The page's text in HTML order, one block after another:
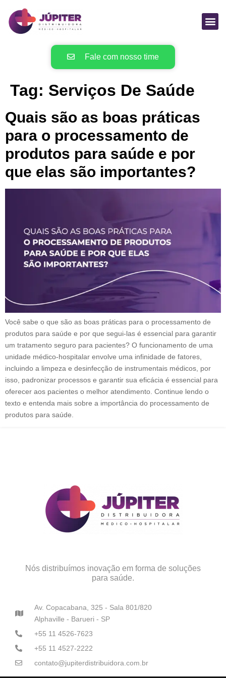
Fale com nosso time
Tag: Serviços De Saúde
Quais são as boas práticas
para o processamento de
produtos para saúde e por
que elas são importantes?
Você sabe o que são as boas práticas para o processamento de
produtos para saúde e por que segui-las é essencial para garantir
um tratamento seguro para pacientes? O funcionamento de uma
unidade médico-hospitalar envolve uma infinidade de fatores,
incluindo a limpeza e desinfecção de instrumentais médicos, por
isso, padronizar processos e garantir sua eficácia é essencial para
oferecer aos pacientes o melhor atendimento. Continue lendo o
texto e entenda mais sobre a importância do processamento de
produtos para saúde.
Nós distribuímos inovação em forma de soluções
para saúde.
Av. Copacabana, 325 - Sala 801/820
Alphaville - Barueri - SP
+55 11 4526-7623
+55 11 4527-2222
contato@jupiterdistribuidora.com.br